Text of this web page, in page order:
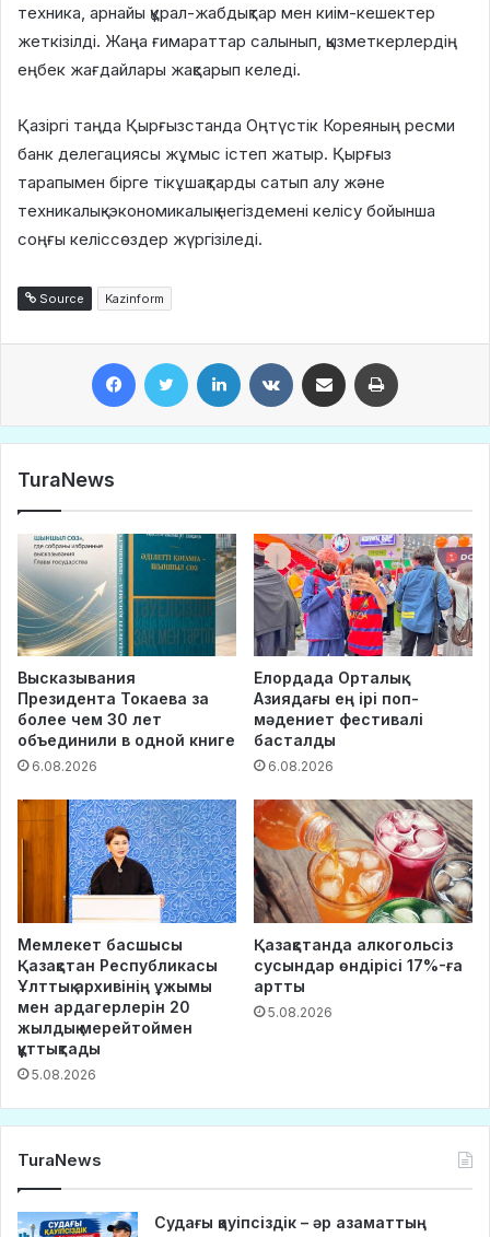
техника, арнайы құрал-жабдықтар мен киім-кешектер
жеткізілді. Жаңа ғимараттар салынып, қызметкерлердің
еңбек жағдайлары жақсарып келеді.
Қазіргі таңда Қырғызстанда Оңтүстік Кореяның ресми
банк делегациясы жұмыс істеп жатыр. Қырғыз
тарапымен бірге тікұшақтарды сатып алу және
техникалық-экономикалық негіздемені келісу бойынша
соңғы келіссөздер жүргізіледі.
Source Kazinform
TuraNews
Высказывания
Президента Токаева за
более чем 30 лет
объединили в одной книге
6.08.2026
Елордада Орталық
Азиядағы ең ірі поп-
мәдениет фестивалі
басталды
6.08.2026
Мемлекет басшысы
Қазақстан Республикасы
Ұлттық архивінің ұжымы
мен ардагерлерін 20
жылдық мерейтоймен
құттықтады
5.08.2026
Қазақстанда алкогольсіз
сусындар өндірісі 17%-ға
артты
5.08.2026
TuraNews
Судағы қауіпсіздік – әр азаматтың